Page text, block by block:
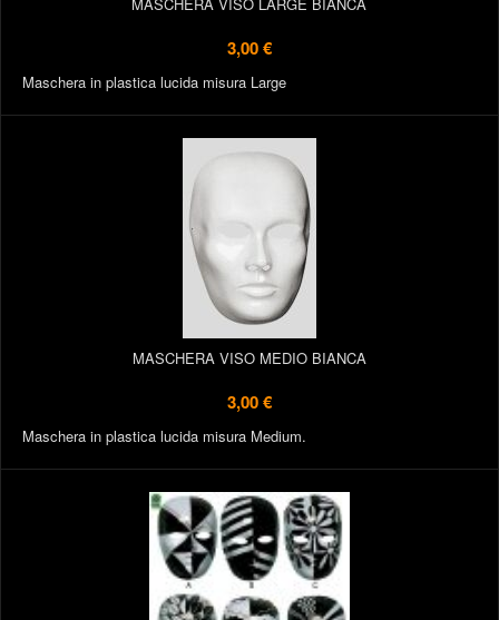
3,00 €
Maschera in plastica lucida misura Large
MASCHERA VISO MEDIO BIANCA
3,00 €
Maschera in plastica lucida misura Medium.